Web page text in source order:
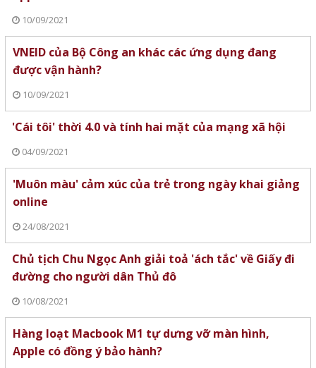
10/09/2021
VNEID của Bộ Công an khác các ứng dụng đang
được vận hành?
10/09/2021
'Cái tôi' thời 4.0 và tính hai mặt của mạng xã hội
04/09/2021
'Muôn màu' cảm xúc của trẻ trong ngày khai giảng
online
24/08/2021
Chủ tịch Chu Ngọc Anh giải toả 'ách tắc' về Giấy đi
đường cho người dân Thủ đô
10/08/2021
Hàng loạt Macbook M1 tự dưng vỡ màn hình,
Apple có đồng ý bảo hành?